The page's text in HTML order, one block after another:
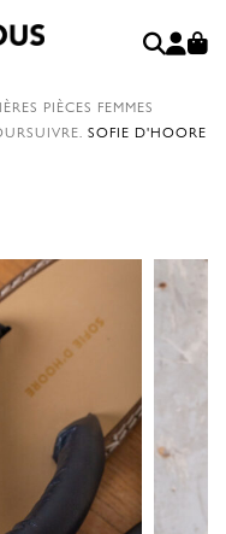
PIÈCES FEMMES
SOFIE D'HOORE